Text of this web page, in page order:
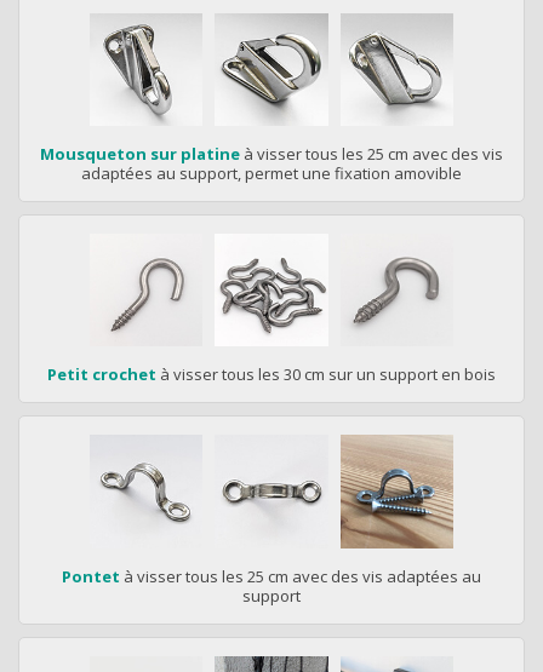
Mousqueton sur platine à visser tous les 25 cm avec des vis
adaptées au support, permet une fixation amovible
Petit crochet à visser tous les 30 cm sur un support en bois
Pontet à visser tous les 25 cm avec des vis adaptées au
support